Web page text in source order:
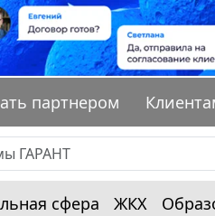
партнером
сфера ЖКХ